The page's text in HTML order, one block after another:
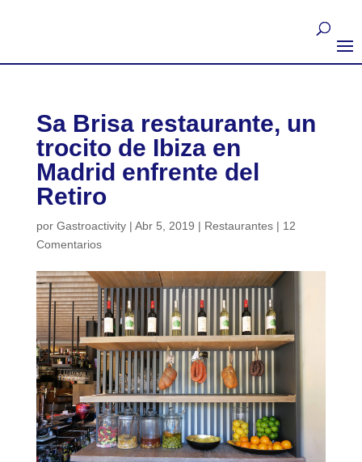
Sa Brisa restaurante, un
trocito de Ibiza en
Madrid enfrente del
Retiro
por Gastroactivity| Abr 5, 2019 | Restaurantes| 12
Comentarios